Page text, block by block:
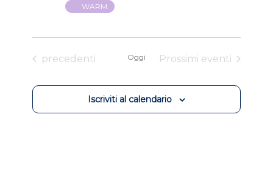
WARM.
Eventi
precedenti Oggi Prossimi eventi
Iscriviti al calendario